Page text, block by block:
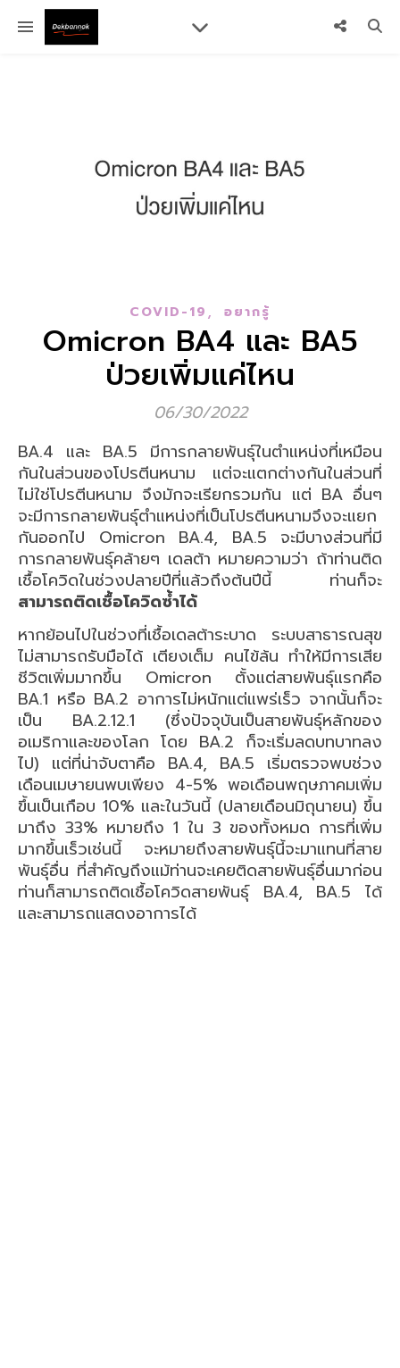
COVID-19, อยากรู้
Omicron BA4 และ BA5
ป่วยเพิ่มแค่ไหน
06/30/2022
BA.4 และ BA.5 มีการกลายพันธุ์ในตำแหน่งที่เหมือน
กันในส่วนของโปรตีนหนาม แต่จะแตกต่างกันในส่วนที่
ไม่ใช่โปรตีนหนาม จึงมักจะเรียกรวมกัน แต่ BA อื่นๆ
จะมีการกลายพันธุ์ตำแหน่งที่เป็นโปรตีนหนามจึงจะแยก
กันออกไป Omicron BA.4, BA.5 จะมีบางส่วนที่มี
การกลายพันธุ์คล้ายๆ เดลต้า หมายความว่า ถ้าท่านติด
เชื้อโควิดในช่วงปลายปีที่แล้วถึงต้นปีนี้ ท่านก็จะ
สามารถติดเชื้อโควิดซ้ำได้
หากย้อนไปในช่วงที่เชื้อเดลต้าระบาด ระบบสาธารณสุข
ไม่สามารถรับมือได้ เตียงเต็ม คนไข้ล้น ทำให้มีการเสีย
ชีวิตเพิ่มมากขึ้น Omicron ตั้งแต่สายพันธุ์แรกคือ
BA.1 หรือ BA.2 อาการไม่หนักแต่แพร่เร็ว จากนั้นก็จะ
เป็น BA.2.12.1 (ซึ่งปัจจุบันเป็นสายพันธุ์หลักของ
อเมริกาและของโลก โดย BA.2 ก็จะเริ่มลดบทบาทลง
ไป) แต่ที่น่าจับตาคือ BA.4, BA.5 เริ่มตรวจพบช่วง
เดือนเมษายนพบเพียง 4-5% พอเดือนพฤษภาคมเพิ่ม
ขึ้นเป็นเกือบ 10% และในวันนี้ (ปลายเดือนมิถุนายน) ขึ้น
มาถึง 33% หมายถึง 1 ใน 3 ของทั้งหมด การที่เพิ่ม
มากขึ้นเร็วเช่นนี้ จะหมายถึงสายพันธุ์นี้จะมาแทนที่สาย
พันธุ์อื่น ที่สำคัญถึงแม้ท่านจะเคยติดสายพันธุ์อื่นมาก่อน
ท่านก็สามารถติดเชื้อโควิดสายพันธุ์ BA.4, BA.5 ได้
และสามารถแสดงอาการได้